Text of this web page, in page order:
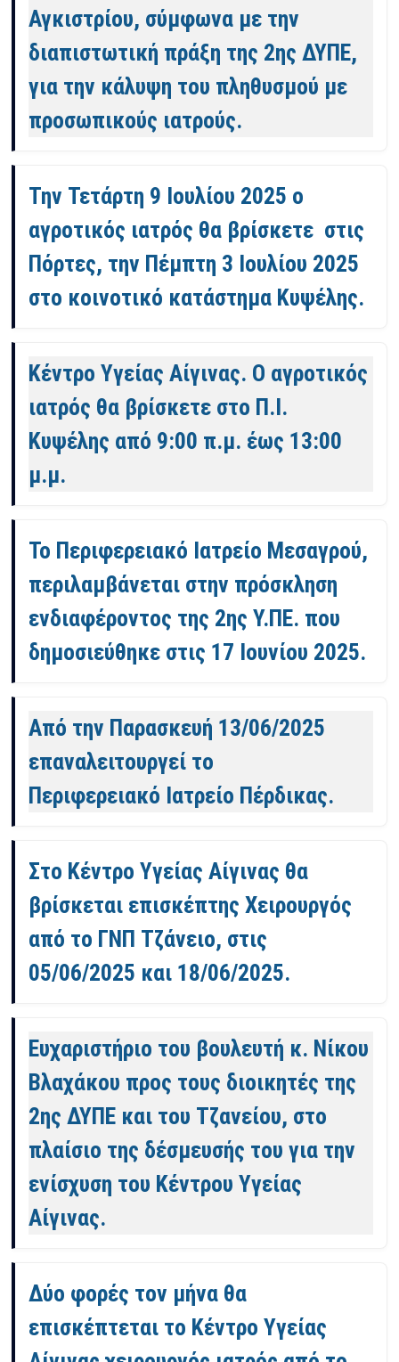
Αγκιστρίου, σύμφωνα με την
διαπιστωτική πράξη της 2ης ΔΥΠΕ,
για την κάλυψη του πληθυσμού με
προσωπικούς ιατρούς.
Την Τετάρτη 9 Ιουλίου 2025 ο
αγροτικός ιατρός θα βρίσκετε στις
Πόρτες, την Πέμπτη 3 Ιουλίου 2025
στο κοινοτικό κατάστημα Κυψέλης.
Κέντρο Υγείας Αίγινας. Ο αγροτικός
ιατρός θα βρίσκετε στο Π.Ι.
Κυψέλης από 9:00 π.μ. έως 13:00
μ.μ.
Το Περιφερειακό Ιατρείο Μεσαγρού,
περιλαμβάνεται στην πρόσκληση
ενδιαφέροντος της 2ης Υ.ΠΕ. που
δημοσιεύθηκε στις 17 Ιουνίου 2025.
Από την Παρασκευή 13/06/2025
επαναλειτουργεί το
Περιφερειακό Ιατρείο Πέρδικας.
Στο Κέντρο Υγείας Αίγινας θα
βρίσκεται επισκέπτης Χειρουργός
από το ΓΝΠ Τζάνειο, στις
05/06/2025 και 18/06/2025.
Ευχαριστήριο του βουλευτή κ. Νίκου
Βλαχάκου προς τους διοικητές της
2ης ΔΥΠΕ και του Τζανείου, στο
πλαίσιο της δέσμευσής του για την
ενίσχυση του Κέντρου Υγείας
Αίγινας.
Δύο φορές τον μήνα θα
επισκέπτεται το Κέντρο Υγείας